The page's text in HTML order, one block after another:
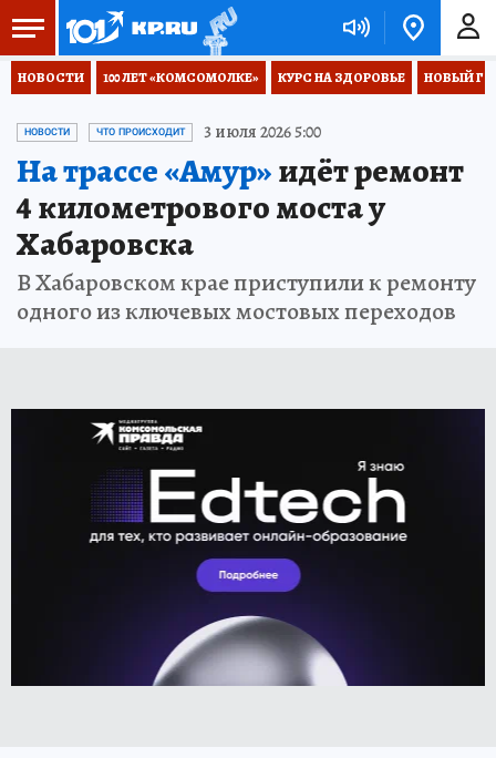
НОВОСТИ 100 ЛЕТ «КОМСОМОЛКЕ» КУРС НА ЗДОРОВЬЕ НОВЫЙ
НОВОСТИ ЧТО ПРОИСХОДИТ 3 июля 2026 5:00
На трассе «Амур»идёт ремонт
4 километрового моста у
Хабаровска
В Хабаровском крае приступили к ремонту
одного из ключевых мостовых переходов